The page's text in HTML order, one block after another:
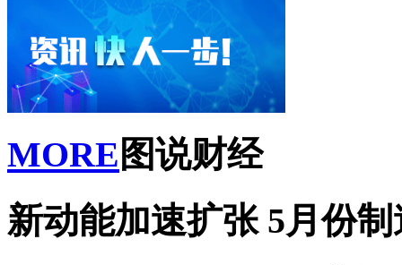
MORE 图说财经
新动能加速扩张 5月份